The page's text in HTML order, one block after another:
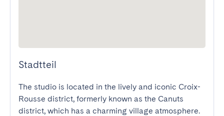
Stadtteil
The studio is located in the lively and iconic Croix-
Rousse district, formerly known as the Canuts
district, which has a charming village atmosphere.